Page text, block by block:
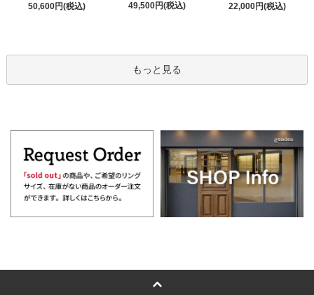
50,600円(税込)
49,500円(税込)
22,000円(税込)
もっと見る